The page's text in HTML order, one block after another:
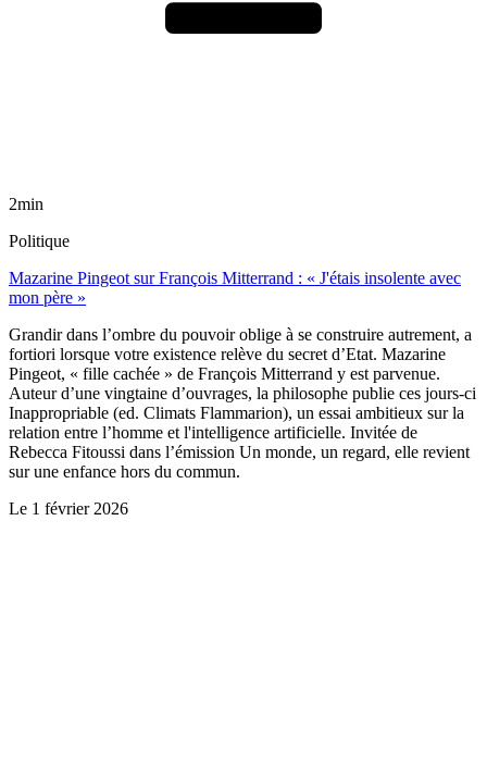
2min
Politique
Mazarine Pingeot sur François Mitterrand : « J'étais insolente avec
mon père »
Grandir dans l’ombre du pouvoir oblige à se construire autrement, a
fortiori lorsque votre existence relève du secret d’Etat. Mazarine
Pingeot, « fille cachée » de François Mitterrand y est parvenue.
Auteur d’une vingtaine d’ouvrages, la philosophe publie ces jours-ci
Inappropriable (ed. Climats Flammarion), un essai ambitieux sur la
relation entre l’homme et l'intelligence artificielle. Invitée de
Rebecca Fitoussi dans l’émission Un monde, un regard, elle revient
sur une enfance hors du commun.
Le 1 février 2026